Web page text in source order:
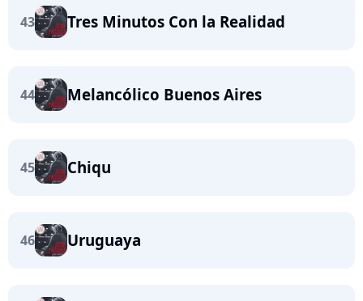
43 Tres Minutos Con la Realidad
44 Melancólico Buenos Aires
45 Chiqu
46 Uruguaya